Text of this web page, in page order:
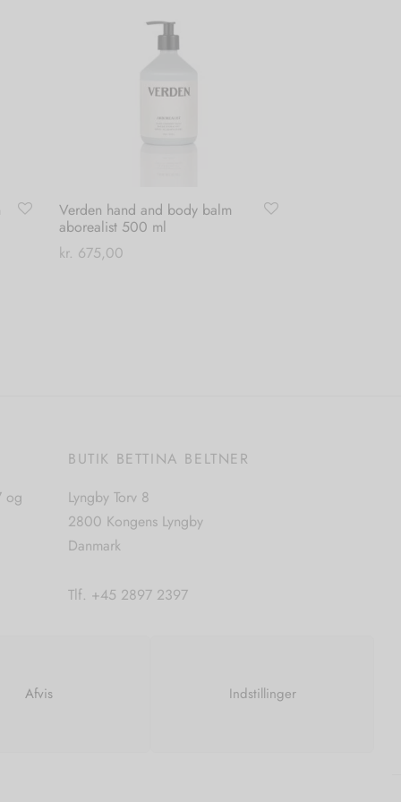
Afvis Indstillinger
Verden hand and body balm
aborealist 500 ml
kr. 675,00
og
BUTIK BETTINA BELTNER
Lyngby Torv 8
2800 Kongens Lyngby
Danmark
Tlf. +45 2897 2397